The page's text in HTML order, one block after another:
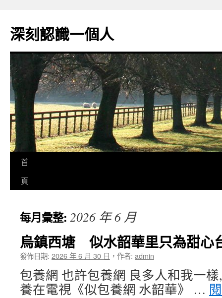
主
要
深刻認識一個人
首
頁
每月彙整: 2026 年 6 月
烏鎮西塘 似水韶華里只為甜心
發佈日期: 2026 年 6 月 30 日 ， 作者: admin
包養網 也許包養網 良多人和我一
養在電視《似包養網 水韶華》 …